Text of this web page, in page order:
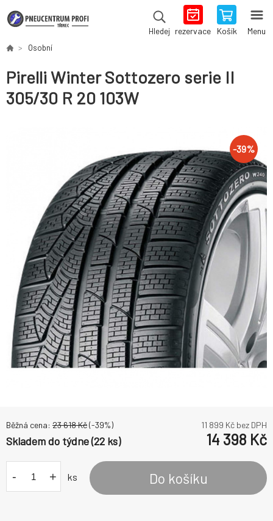
Hledej rezervace Košík Menu
Osobní
Pirelli Winter Sottozero serie II
305/30 R 20 103W
-39%
Běžná cena: 23 618Kč(-39%) 11 899 Kč bez DPH
Skladem do týdne (22 ks) 14 398 Kč
- + ks Do košíku